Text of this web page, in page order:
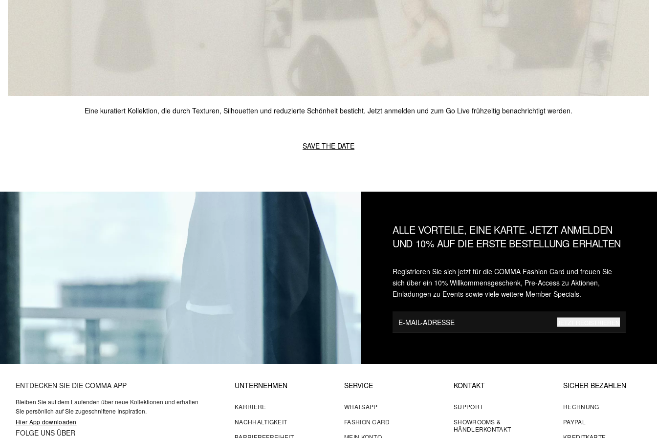
Eine kuratiert Kollektion, die durch Texturen, Silhouetten und reduzierte Schönheit besticht. Jetzt anmelden und zum Go Live frühzeitig benachrichtigt werden.
SAVE THE DATE
ALLE VORTEILE, EINE KARTE. JETZT ANMELDEN
UND 10% AUF DIE ERSTE BESTELLUNG ERHALTEN
Registrieren Sie sich jetzt für die COMMA Fashion Card und freuen Sie
sich über ein 10% Willkommensgeschenk, Pre-Access zu Aktionen,
Einladungen zu Events sowie viele weitere Member Specials.
E-MAIL-ADRESSE
ENTDECKEN SIE DIE COMMA APP
Bleiben Sie auf dem Laufenden über neue Kollektionen und erhalten
Sie persönlich auf Sie zugeschnittene Inspiration.
Hier App downloaden
FOLGE UNS ÜBER
UNTERNEHMEN
KARRIERE
NACHHALTIGKEIT
SERVICE
WHATSAPP
FASHION CARD
KONTAKT
SUPPORT
SHOWROOMS &
HÄNDLERKONTAKT
SICHER BEZAHLEN
RECHNUNG
PAYPAL